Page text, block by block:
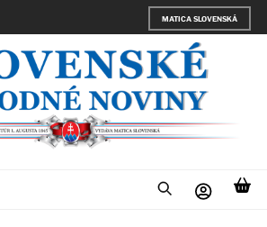
MATICA SLOVENSKÁ